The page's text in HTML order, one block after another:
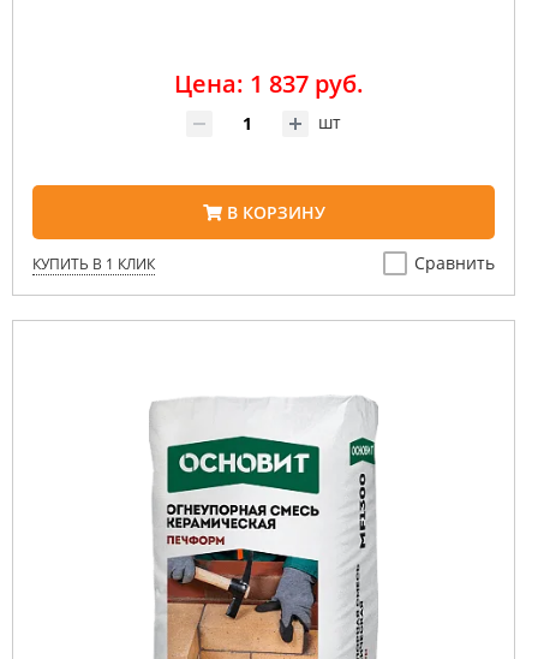
Цена: 1 837 руб.
шт
В КОРЗИНУ
КУПИТЬ В 1 КЛИК Сравнить